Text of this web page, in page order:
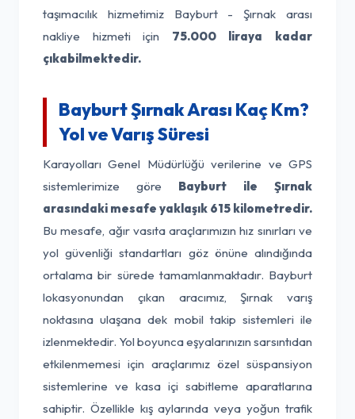
taşımacılık hizmetimiz Bayburt - Şırnak arası
nakliye hizmeti için 75.000 liraya kadar
çıkabilmektedir.
Bayburt Şırnak Arası Kaç Km?
Yol ve Varış Süresi
Karayolları Genel Müdürlüğü verilerine ve GPS
sistemlerimize göre Bayburt ile Şırnak
arasındaki mesafe yaklaşık 615 kilometredir.
Bu mesafe, ağır vasıta araçlarımızın hız sınırları ve
yol güvenliği standartları göz önüne alındığında
ortalama bir sürede tamamlanmaktadır. Bayburt
lokasyonundan çıkan aracımız, Şırnak varış
noktasına ulaşana dek mobil takip sistemleri ile
izlenmektedir. Yol boyunca eşyalarınızın sarsıntıdan
etkilenmemesi için araçlarımız özel süspansiyon
sistemlerine ve kasa içi sabitleme aparatlarına
sahiptir. Özellikle kış aylarında veya yoğun trafik